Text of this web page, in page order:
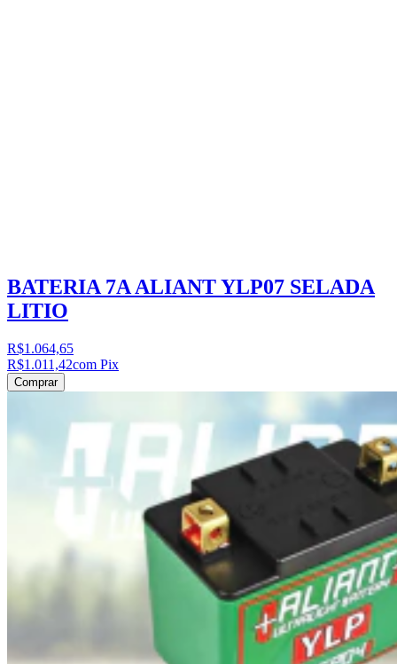
BATERIA 7A ALIANT YLP07 SELADA
LITIO
R$1.064,65
R$1.011,42com Pix
Comprar